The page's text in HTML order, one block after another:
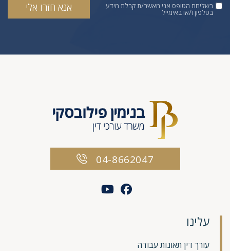
בשליחת הטופס אני מאשר/ת קבלת מידע
בטלפון ו/או באימייל
04-8662047
עלינו
עורך דין תאונות עבודה